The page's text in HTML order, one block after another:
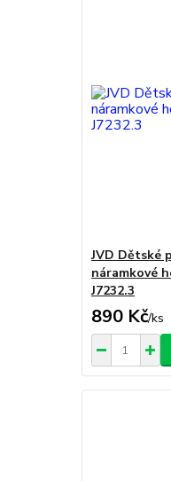
JVD Dětské
náramkové
J7232.3
890 Kč/ks